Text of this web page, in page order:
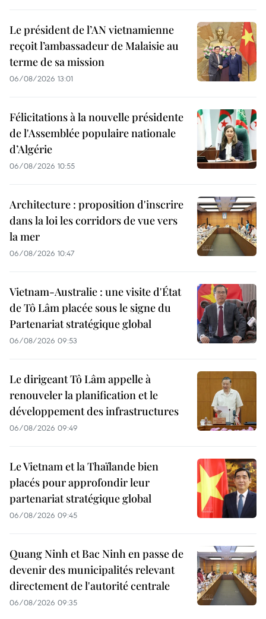
Le président de l’AN vietnamienne
reçoit l’ambassadeur de Malaisie au
terme de sa mission
06/08/2026 13:01
Félicitations à la nouvelle présidente
de l'Assemblée populaire nationale
d’Algérie
06/08/2026 10:55
Architecture : proposition d'inscrire
dans la loi les corridors de vue vers
la mer
06/08/2026 10:47
Vietnam-Australie : une visite d'État
de Tô Lâm placée sous le signe du
Partenariat stratégique global
06/08/2026 09:53
Le dirigeant Tô Lâm appelle à
renouveler la planification et le
développement des infrastructures
06/08/2026 09:49
Le Vietnam et la Thaïlande bien
placés pour approfondir leur
partenariat stratégique global
06/08/2026 09:45
Quang Ninh et Bac Ninh en passe de
devenir des municipalités relevant
directement de l'autorité centrale
06/08/2026 09:35